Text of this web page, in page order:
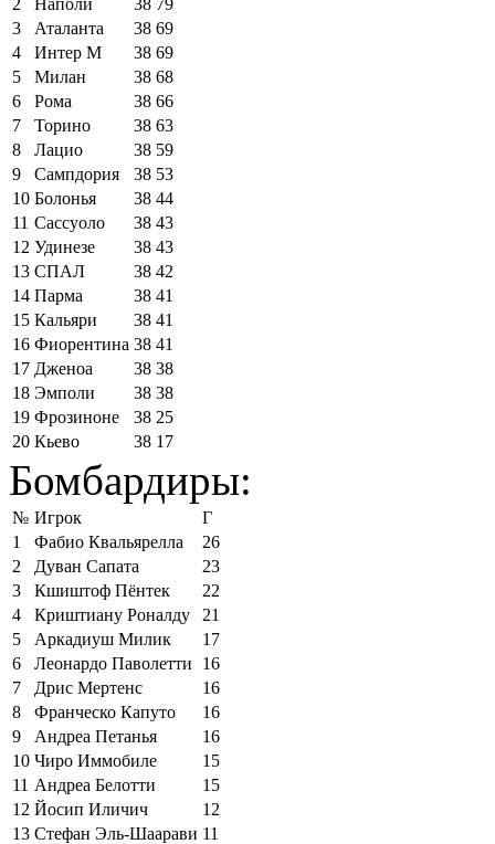
3
Аталанта 38 69
4
Интер М 38 69
5
Милан 38 68
6
Рома 38 66
7
Торино 38 63
8
Лацио 38 59
9
Сампдория 38 53
10 Болонья 38 44
11 Сассуоло 38 43
12 Удинезе 38 43
13 СПАЛ 38 42
14 Парма 38 41
15 Кальяри 38 41
16 Фиорентина 38 41
17 Дженоа 38 38
18 Эмполи 38 38
19 Фрозиноне 38 25
20 Кьево 38 17
Бомбардиры:
№ Игрок
Г
1
Фабио Квальярелла
26
2
Дуван Сапата
23
3
Кшиштоф Пёнтек
22
4
Криштиану Роналду
21
5
Аркадиуш Милик
17
6
Леонардо Паволетти
16
7
Дрис Мертенс
16
8
Франческо Капуто
16
9
Андреа Петанья
16
10 Чиро Иммобиле
15
11 Андреа Белотти
15
12 Йосип Иличич
12
13 Стефан Эль-Шаарави 11